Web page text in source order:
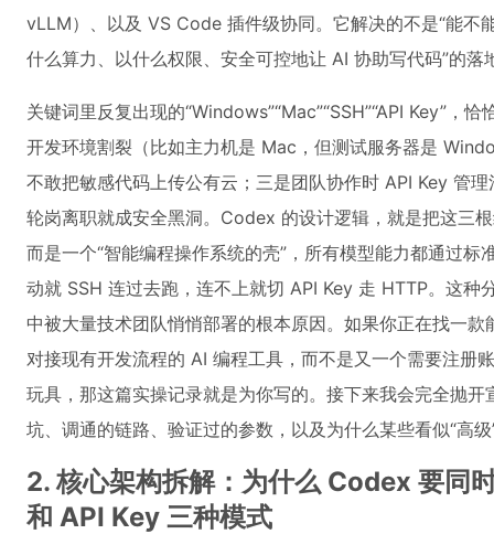
vLLM）、以及 VS Code 插件级协同。它解决的不是“能不
什么算力、以什么权限、安全可控地让 AI 协助写代码”的落
关键词里反复出现的“Windows”“Mac”“SSH”“API Key”，
开发环境割裂（比如主力机是 Mac，但测试服务器是
不敢把敏感代码上传公有云；三是团队协作时 API Key 管
轮岗离职就成安全黑洞。Codex 的设计逻辑，就是把这三
而是一个“智能编程操作系统的壳”，所有模型能力都通过
动就 SSH 连过去跑，连不上就切 API Key 走 HTTP。这种
中被大量技术团队悄悄部署的根本原因。如果你正在找一
对接现有开发流程的 AI 编程工具，而不是又一个需要注册
玩具，那这篇实操记录就是为你写的。接下来我会完全抛
坑、调通的链路、验证过的参数，以及为什么某些看似“高
2. 核心架构拆解：为什么 Codex 要同
和 API Key 三种模式